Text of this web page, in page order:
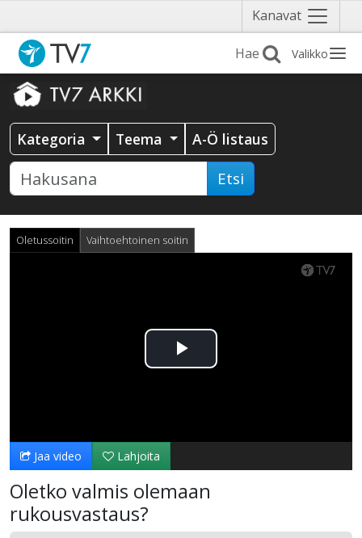
Kanavat Näytä
valikko
Valikko
Kategoria Teema A-Ö listaus
Etsi
Oletussoitin Vaihtoehtoinen soitin
Toista
Jaa video Lahjoita
Oletko valmis olemaan
rukousvastaus?